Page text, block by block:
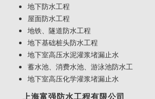
地下防水工程
屋面防水工程
地铁、隧道防水工程
地下基础桩头防水工程
地下室高压水泥灌浆堵漏止水
蓄水池、消费水池、游泳池防水工
地下室高压化学灌浆堵漏止水
上海富强防水工程有限公司